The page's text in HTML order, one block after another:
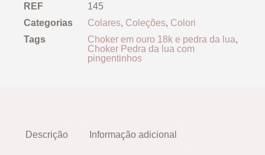
REF
145
Categorias
Colares, Coleções, Colori
Tags
Choker em ouro 18k e pedra da lua,
Choker Pedra da lua com
pingentinhos
Descrição Informação adicional